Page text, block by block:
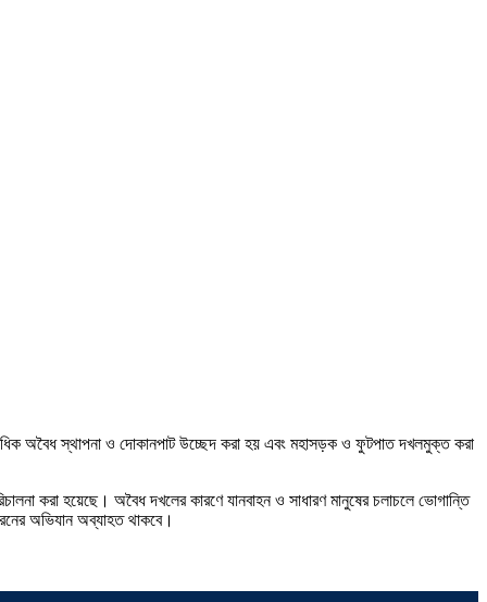
অবৈধ স্থাপনা ও দোকানপাট উচ্ছেদ করা হয় এবং মহাসড়ক ও ফুটপাত দখলমুক্ত করা
করা হয়েছে। অবৈধ দখলের কারণে যানবাহন ও সাধারণ মানুষের চলাচলে ভোগান্তি
অভিযান অব্যাহত থাকবে।